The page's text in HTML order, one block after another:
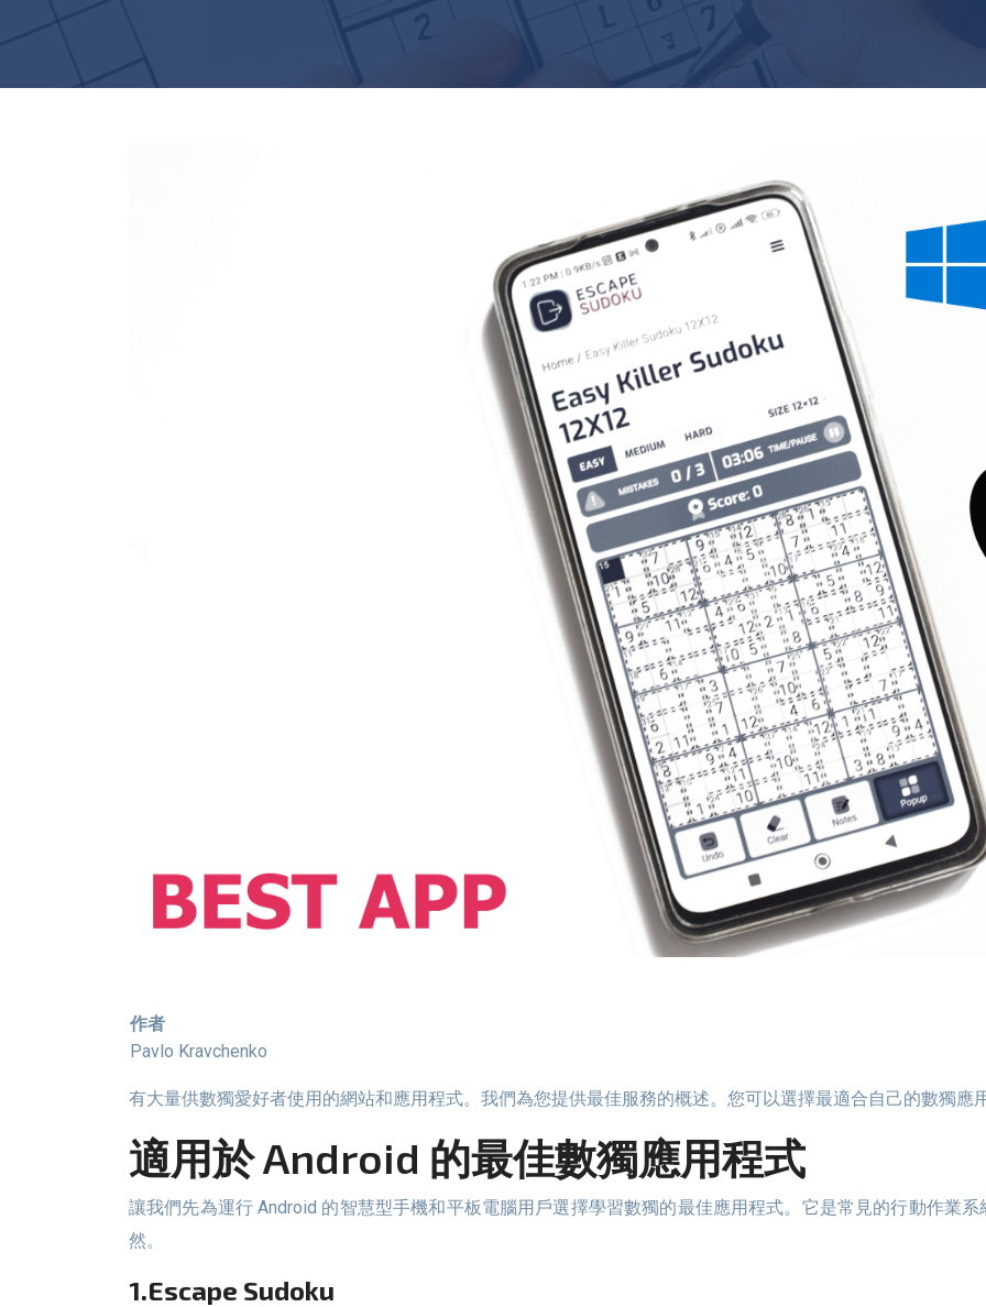
作者
Pavlo Kravchenko
有大量供數獨愛好者使用的網站和應用程式。我們為您提供最佳服務的概述。您可以選擇最適合自己的數獨應
適用於 Android 的最佳數獨應用程式
讓我們先為運行 Android 的智慧型手機和平板電腦用戶選擇學習數獨的最佳應用程式。它是常見的行動作業系統，因此 Android 裝置上的數獨玩家數量理所當
然。
1.Escape Sudoku